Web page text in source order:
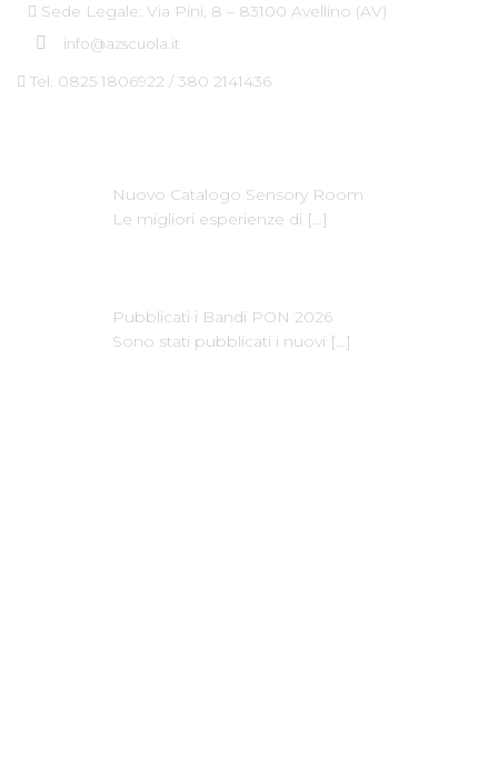
Sede Legale: Via Pini, 8 – 83100 Avellino (AV)
info@azscuola.it
Tel. 0825 1806922 / 380 2141436
Nuovo Catalogo Sensory Room
Le migliori esperienze di […]
Pubblicati i Bandi PON 2026
Sono stati pubblicati i nuovi […]